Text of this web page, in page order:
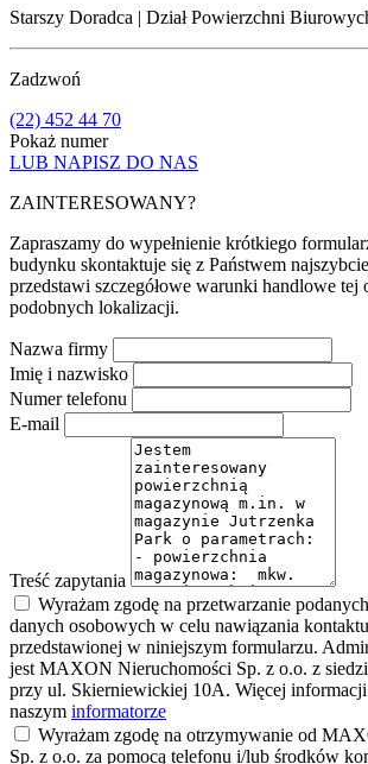
Starszy Doradca | Dział Powierzchni
Zadzwoń
(22) 452 44 70
Pokaż numer
LUB NAPISZ DO NAS
ZAINTERESOWANY?
Zapraszamy do wypełnienie krótkiego
budynku skontaktuje się z Państwem
przedstawi szczegółowe warunki handlowe tej
podobnych lokalizacji.
Nazwa firmy
Imię i nazwisko
Numer telefonu
E-mail
Treść zapytania
Wyrażam zgodę na przetwarzanie
danych osobowych w celu nawiązania
przedstawionej w niniejszym formularzu.
jest MAXON Nieruchomości Sp. z o.o. z
przy ul. Skierniewickiej 10A. Więcej
naszym informatorze
Wyrażam zgodę na otrzymywanie od
Sp. z o.o. za pomocą telefonu i/lub środków